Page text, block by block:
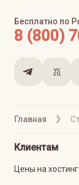
Главная
Бесплатно по
8 (800)
Клиентам
Цены на хостинг